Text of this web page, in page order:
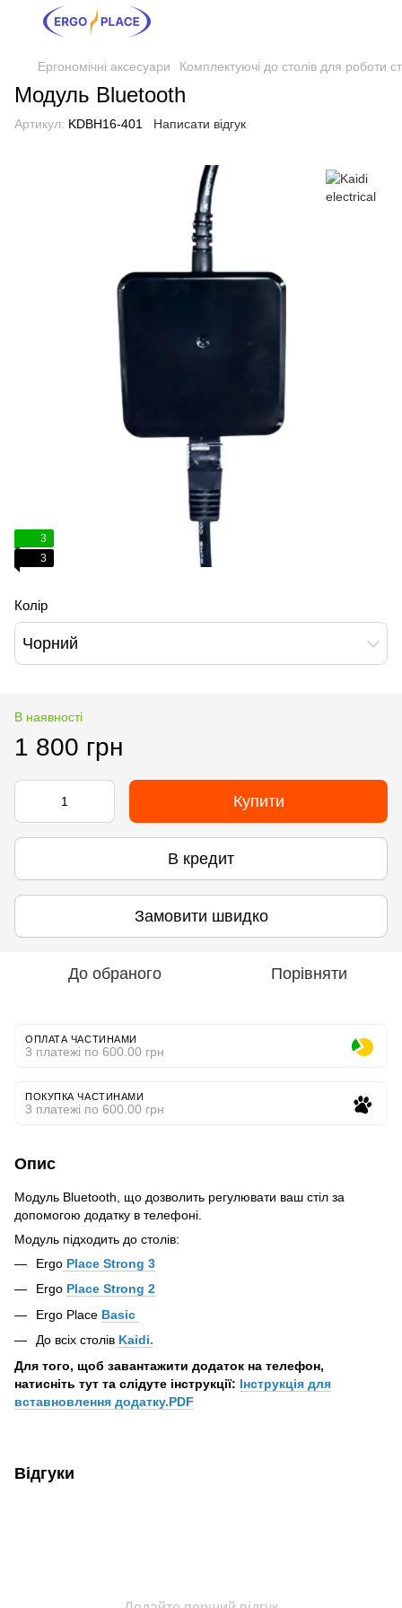
Ергономічні аксесуари Комплектуючі до столів для роботи
Модуль Bluetooth
Артикул: KDBH16-401 Написати відгук
3
3
Колір
Чорний
В наявності
1 800 грн
Купити
В кредит
Замовити швидко
До обраного Порівняти
ОПЛАТА ЧАСТИНАМИ
3 платежі по 600.00 грн
ПОКУПКА ЧАСТИНАМИ
3 платежі по 600.00 грн
Опис
Модуль Bluetooth, що дозволить регулювати ваш стіл за
допомогою додатку в телефоні.
Модуль підходить до столів:
Ergo Place Strong 3
Ergo Place Strong 2
Ergo Place Basic
До всіх столів Kaidi.
Для того, щоб завантажити додаток на телефон,
натисніть тут та слідуте інструкції: Інструкція для
вставновлення додатку.PDF
Відгуки